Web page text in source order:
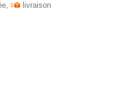
, livraison